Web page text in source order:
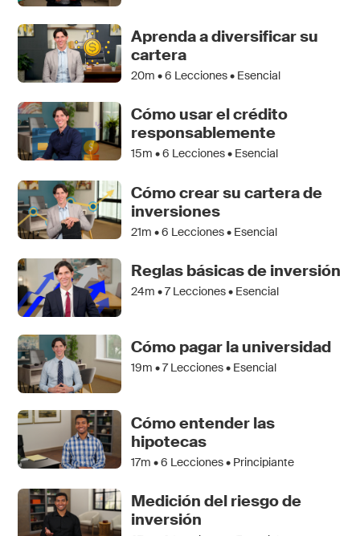
Aprenda a diversificar su
cartera
20m •6 Lecciones • Esencial
Cómo usar el crédito
responsablemente
15m •6 Lecciones • Esencial
Cómo crear su cartera de
inversiones
21m •6 Lecciones • Esencial
Reglas básicas de inversión
24m •7Lecciones • Esencial
Cómo pagar la universidad
19m •7Lecciones • Esencial
Cómo entender las
hipotecas
17m •6 Lecciones • Principiante
Medición del riesgo de
inversión